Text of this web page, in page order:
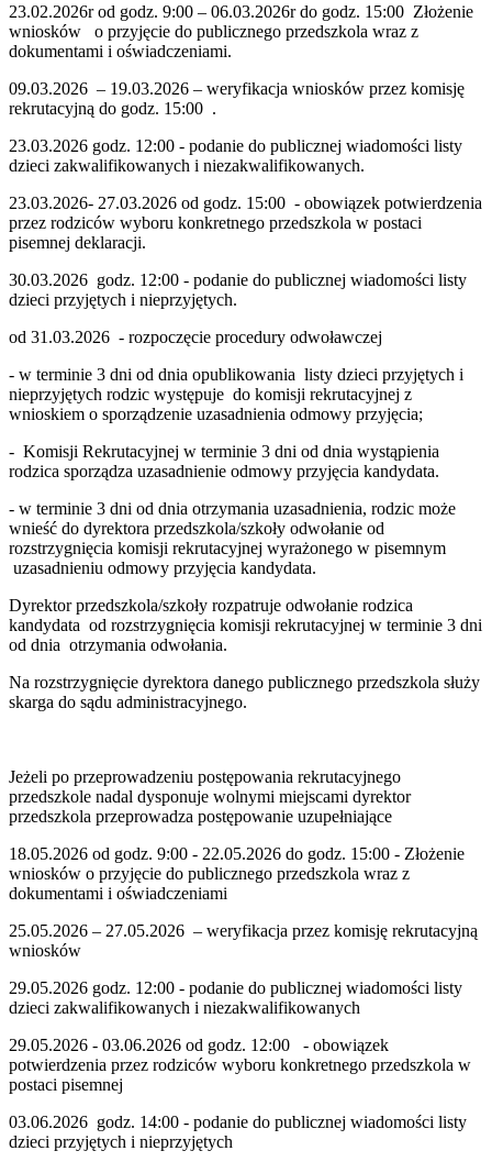
23.02.2026r od godz. 9:00 – 06.03.2026r do godz. 15:00 Złożenie
wniosków o przyjęcie do publicznego przedszkola wraz z
dokumentami i oświadczeniami.
09.03.2026 – 19.03.2026 – weryfikacja wniosków przez komisję
rekrutacyjną do godz. 15:00 .
23.03.2026 godz. 12:00 - podanie do publicznej wiadomości listy
dzieci zakwalifikowanych i niezakwalifikowanych.
23.03.2026- 27.03.2026 od godz. 15:00 - obowiązek potwierdzenia
przez rodziców wyboru konkretnego przedszkola w postaci
pisemnej deklaracji.
30.03.2026 godz. 12:00 - podanie do publicznej wiadomości listy
dzieci przyjętych i nieprzyjętych.
od 31.03.2026 - rozpoczęcie procedury odwoławczej
- w terminie 3 dni od dnia opublikowania listy dzieci przyjętych i
nieprzyjętych rodzic występuje do komisji rekrutacyjnej z
wnioskiem o sporządzenie uzasadnienia odmowy przyjęcia;
- Komisji Rekrutacyjnej w terminie 3 dni od dnia wystąpienia
rodzica sporządza uzasadnienie odmowy przyjęcia kandydata.
- w terminie 3 dni od dnia otrzymania uzasadnienia, rodzic może
wnieść do dyrektora przedszkola/szkoły odwołanie od
rozstrzygnięcia komisji rekrutacyjnej wyrażonego w pisemnym
uzasadnieniu odmowy przyjęcia kandydata.
Dyrektor przedszkola/szkoły rozpatruje odwołanie rodzica
kandydata od rozstrzygnięcia komisji rekrutacyjnej w terminie 3 dni
od dnia otrzymania odwołania.
Na rozstrzygnięcie dyrektora danego publicznego przedszkola służy
skarga do sądu administracyjnego.
Jeżeli po przeprowadzeniu postępowania rekrutacyjnego
przedszkole nadal dysponuje wolnymi miejscami dyrektor
przedszkola przeprowadza postępowanie uzupełniające
18.05.2026 od godz. 9:00 - 22.05.2026 do godz. 15:00 - Złożenie
wniosków o przyjęcie do publicznego przedszkola wraz z
dokumentami i oświadczeniami
25.05.2026 – 27.05.2026 – weryfikacja przez komisję rekrutacyjną
wniosków
29.05.2026 godz. 12:00 - podanie do publicznej wiadomości listy
dzieci zakwalifikowanych i niezakwalifikowanych
29.05.2026 - 03.06.2026 od godz. 12:00 - obowiązek
potwierdzenia przez rodziców wyboru konkretnego przedszkola w
postaci pisemnej
03.06.2026 godz. 14:00 - podanie do publicznej wiadomości listy
dzieci przyjętych i nieprzyjętych